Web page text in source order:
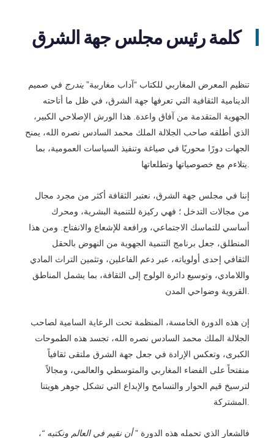
كلمة رئيس مجلس جهة الشرق
تنظيم المعرض المغاربي للكتاب “آداب مغاربية” يندرج في صميم
الدينامية الثقافية التي تعرفها جهة الشرق، في ظل ما أتاحته
الجهوية المتقدمة من آفاق واعدة. هذا الورش الإصلاحي الكبير،
الذي أطلقه صاحب الجلالة الملك محمد السادس نصره الله، يمنح
الجهات دورًا محوريًا في صياغة وتنفيذ السياسات العمومية، بما
يتلاءم مع خصوصياتها وتطلعاتها.
إننا في مجلس جهة الشرق، نعتبر الثقافة أكثر من مجرد مجال
من مجالات التدخل ؛ فهي ركيزة للتنمية البشرية، ومحرك
أساسي للتماسك الاجتماعي، ورافعة للإشعاع والانفتاح. ومن هذا
المنطلق، جعل برنامج التنمية الجهوية من النهوض بالحقل
الثقافي إحدى أولوياته، عبر دعم الفاعلين، وتثمين التراث المادي
واللامادي، وتوسيع دائرة الولوج إلى الثقافة، بما يشمل المناطق
القروية وضواحي المدن.
إن هذه الدورة الخامسة، المنظمة تحت الرعاية السامية لصاحب
الجلالة الملك محمد السادس نصره الله، تجسد هذه الطموحات
الكبرى، وتعكس الإرادة في جعل جهة الشرق ملتقى ثقافياً
منفتحاً على الفضاء المغاربي والمتوسطي والعالمي، ومجالاً
لترسيخ قيم الحوار والتسامح والإبداع التي تشكل جوهر هويتنا
المشتركة.
فالشعار الذي تحمله هذه الدورة ”أن نقيم في العالم ونكتبه “،